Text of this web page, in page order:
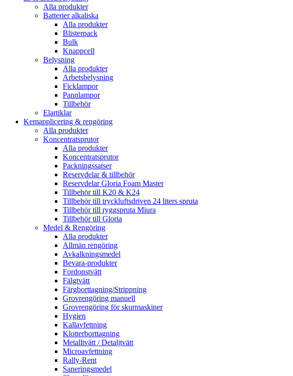
Alla produkter
Batterier alkaliska
Alla produkter
Blisterpack
Bulk
Knappcell
Belysning
Alla produkter
Arbetsbelysning
Ficklampor
Pannlampor
Tillbehör
Elartiklar
Kemapplicering & rengöring
Alla produkter
Koncentratsprutor
Alla produkter
Koncentratsprutor
Packningssatser
Reservdelar & tillbehör
Reservdelar Gloria Foam Master
Tillbehör till K20 & K24
Tillbehör till tryckluftsdriven 24 liters spruta
Tillbehör till ryggspruta Miura
Tillbehör till Gloria
Medel & Rengöring
Alla produkter
Allmän rengöring
Avkalkningsmedel
Bevara-produkter
Fordonstvätt
Fälgtvätt
Färgborttagning/Strippning
Grovrengöring manuell
Grovrengöring för skurmaskiner
Hygien
Kallavfettning
Klotterborttagning
Metalltvätt / Detaljtvätt
Microavfettning
Rally-Rent
Saneringsmedel